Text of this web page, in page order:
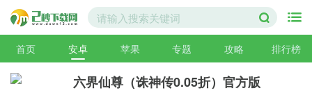
首页 安卓 苹果 专题 攻略 排行榜
六界仙尊（诛神传0.05折）官方版